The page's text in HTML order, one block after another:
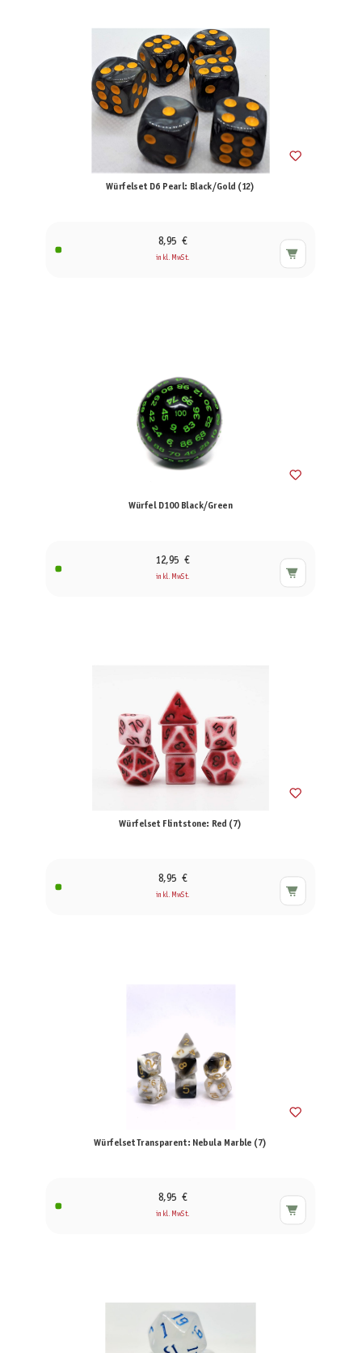
Würfelset D6 Pearl: Black/Gold (12)
8,95 €
inkl. MwSt.
Würfel D100 Black/Green
12,95 €
inkl. MwSt.
Würfelset Flintstone: Red (7)
8,95 €
inkl. MwSt.
Würfelset Transparent: Nebula Marble (7)
8,95 €
inkl. MwSt.